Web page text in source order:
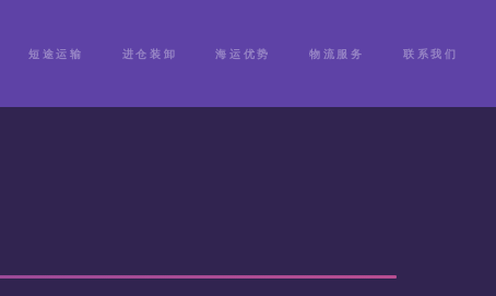
短途运输 进仓装卸 海运优势 物流服务 联系我们